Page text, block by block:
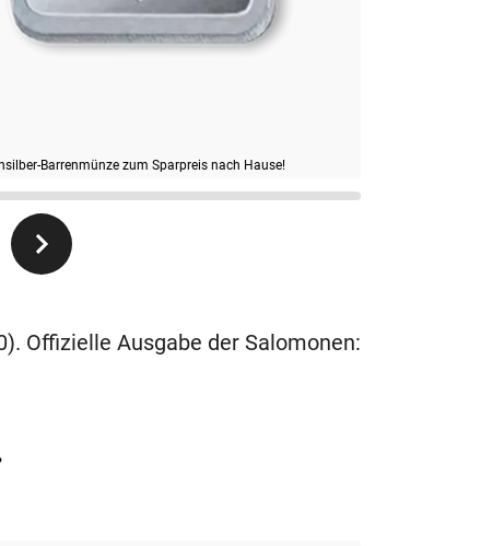
Barrenmünze zum Sparpreis nach Hause!
Offizielle Ausgabe der Salomonen: